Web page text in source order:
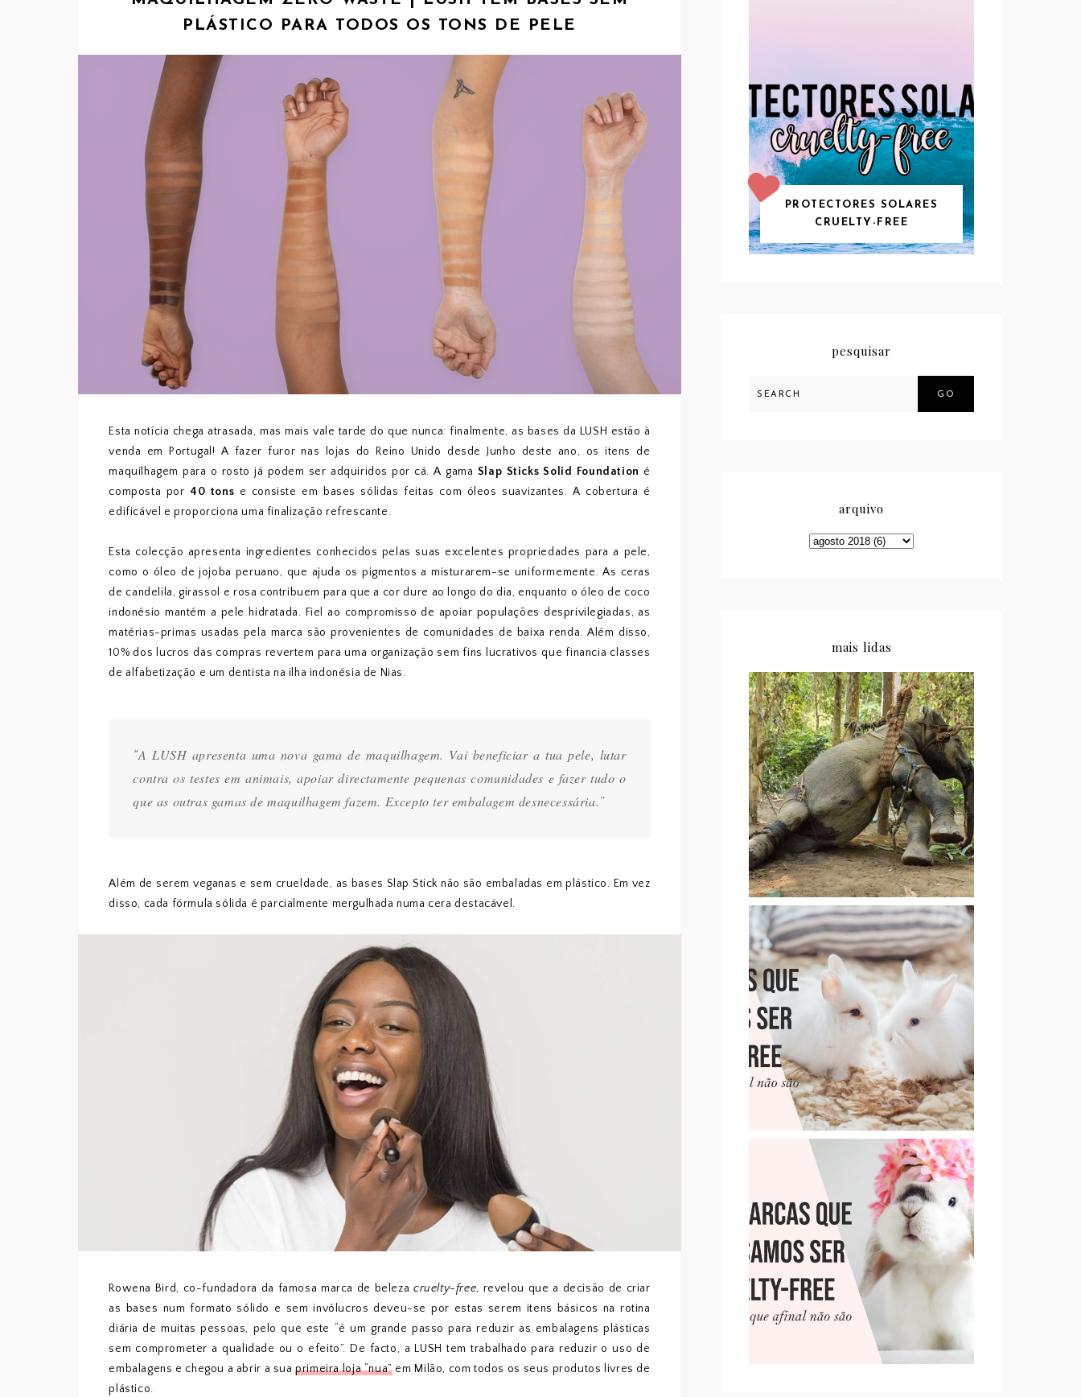
PLÁSTICO PARA TODOS OS TONS DE PELE
Esta notícia chega atrasada, mas mais vale tarde do que nunca: finalmente, as bases da LUSH estão à
venda em Portugal! A fazer furor nas lojas do Reino Unido desde Junho deste ano, os itens de
maquilhagem para o rosto já podem ser adquiridos por cá. A gama Slap Sticks Solid Foundation é
composta por 40 tons e consiste em bases sólidas feitas com óleos suavizantes. A cobertura é
edificável e proporciona uma finalização refrescante.
Esta colecção apresenta ingredientes conhecidos pelas suas excelentes propriedades para a pele,
como o óleo de jojoba peruano, que ajuda os pigmentos a misturarem-se uniformemente. As ceras
de candelila, girassol e rosa contribuem para que a cor dure ao longo do dia, enquanto o óleo de coco
indonésio mantém a pele hidratada. Fiel ao compromisso de apoiar populações desprivilegiadas, as
matérias-primas usadas pela marca são provenientes de comunidades de baixa renda. Além disso,
10% dos lucros das compras revertem para uma organização sem fins lucrativos que financia classes
de alfabetização e um dentista na ilha indonésia de Nias.
“A LUSH apresenta uma nova gama de maquilhagem. Vai beneficiar a tua pele, lutar
contra os testes em animais, apoiar directamente pequenas comunidades e fazer tudo o
que as outras gamas de maquilhagem fazem. Excepto ter embalagem desnecessária. ”
Além de serem veganas e sem crueldade, as bases Slap Stick não são embaladas em plástico. Em vez
disso, cada fórmula sólida é parcialmente mergulhada numa cera destacável.
Rowena Bird, co-fundadora da famosa marca de belezacruelty-free, revelou que a decisão de criar
as bases num formato sólido e sem invólucros deveu-se por estas serem itens básicos na rotina
diária de muitas pessoas, pelo que este “é um grande passo para reduzir as embalagens plásticas
sem comprometer a qualidade ou o efeito”. De facto, a LUSH tem trabalhado para reduzir o uso de
embalagens e chegou a abrir a suaprimeira loja “nua”em Milão, com todos os seus produtos livres de
plástico.
PROTECTORES SOLARES
CRUELTY-FREE
pesquisar
GO
arquivo
mais lidas
CARTA ABERTA DE UM
ACTIVISTA AOS TURISTAS
QUE PASSEIAM EM
ELEFANTES
13 MARCAS QUE PENSAMOS
SER CRUELTY-FREE, MAS
QUE NÃO SÃO
10 MARCAS QUE PENSAMOS
SER CRUELTY-FREE, MAS
QUE NÃO SÃO (PT. 2)